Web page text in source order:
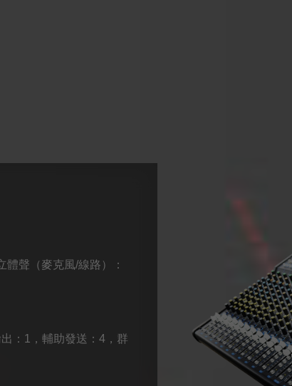
聲（麥克風/線路）：
：1，輔助發送：4，群